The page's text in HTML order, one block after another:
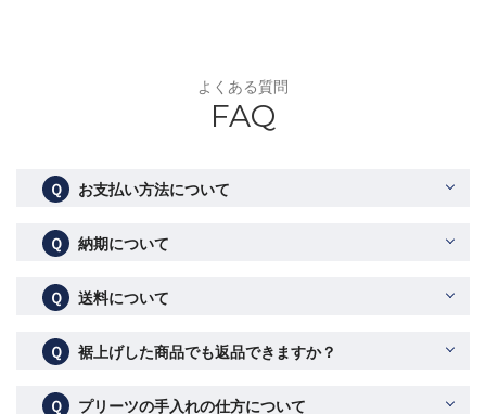
よくある質問
FAQ
Ｑ お支払い方法について
Ｑ 納期について
Ｑ 送料について
Ｑ 裾上げした商品でも返品できますか？
Ｑ プリーツの手入れの仕方について